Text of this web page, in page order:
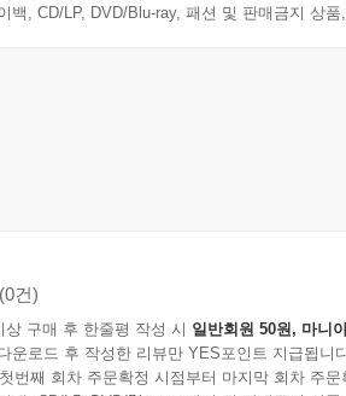
백, CD/LP, DVD/Blu-ray, 패션 및 판매금지 상
(0건)
상 구매 후 한줄평 작성 시 일반회원 50원, 마니
운로드 후 작성한 리뷰만 YES포인트 지급됩니
번째 회차 주문확정 시점부터 마지막 회차 주